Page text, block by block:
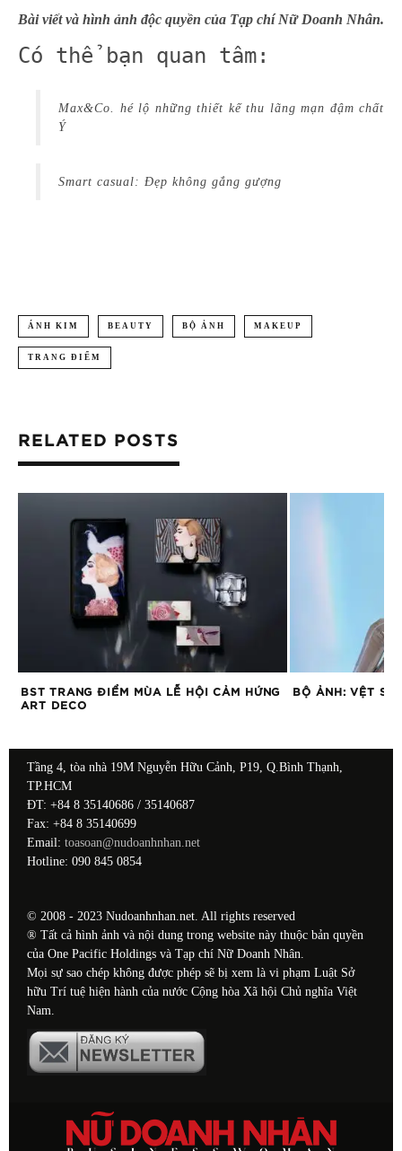
Bài viết và hình ảnh độc quyền của Tạp chí Nữ Doanh Nhân.
Có thể bạn quan tâm:
Max&Co. hé lộ những thiết kế thu lãng mạn đậm chất
Ý
Smart casual: Đẹp không gắng gượng
ÁNH KIM BEAUTY BỘ ẢNH MAKEUP
TRANG ĐIỂM
RELATED POSTS
BST TRANG ĐIỂM MÙA LỄ HỘI CẢM HỨNG
ART DECO
BỘ ẢNH: VỆT
Tầng 4, tòa nhà 19M Nguyễn Hữu Cảnh, P19, Q.Bình Thạnh,
TP.HCM
ĐT: +84 8 35140686 / 35140687
Fax: +84 8 35140699
Email: toasoan@nudoanhnhan.net
Hotline: 090 845 0854
© 2008 - 2023 Nudoanhnhan.net. All rights reserved
® Tất cả hình ảnh và nội dung trong website này thuộc bản quyền
của One Pacific Holdings và Tạp chí Nữ Doanh Nhân.
Mọi sự sao chép không được phép sẽ bị xem là vi phạm Luật Sở
hữu Trí tuệ hiện hành của nước Cộng hòa Xã hội Chủ nghĩa Việt
Nam.